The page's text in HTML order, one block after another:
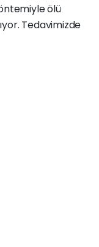
ölü
Tedavimizde